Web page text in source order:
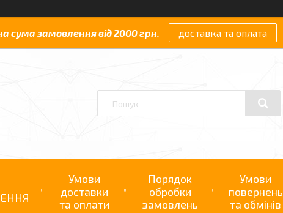
сума замовлення від 2000 грн. доставка та оплата
Умови
доставки
та оплати
Порядок
обробки
замовлень
Умови
повернень
та обмінів